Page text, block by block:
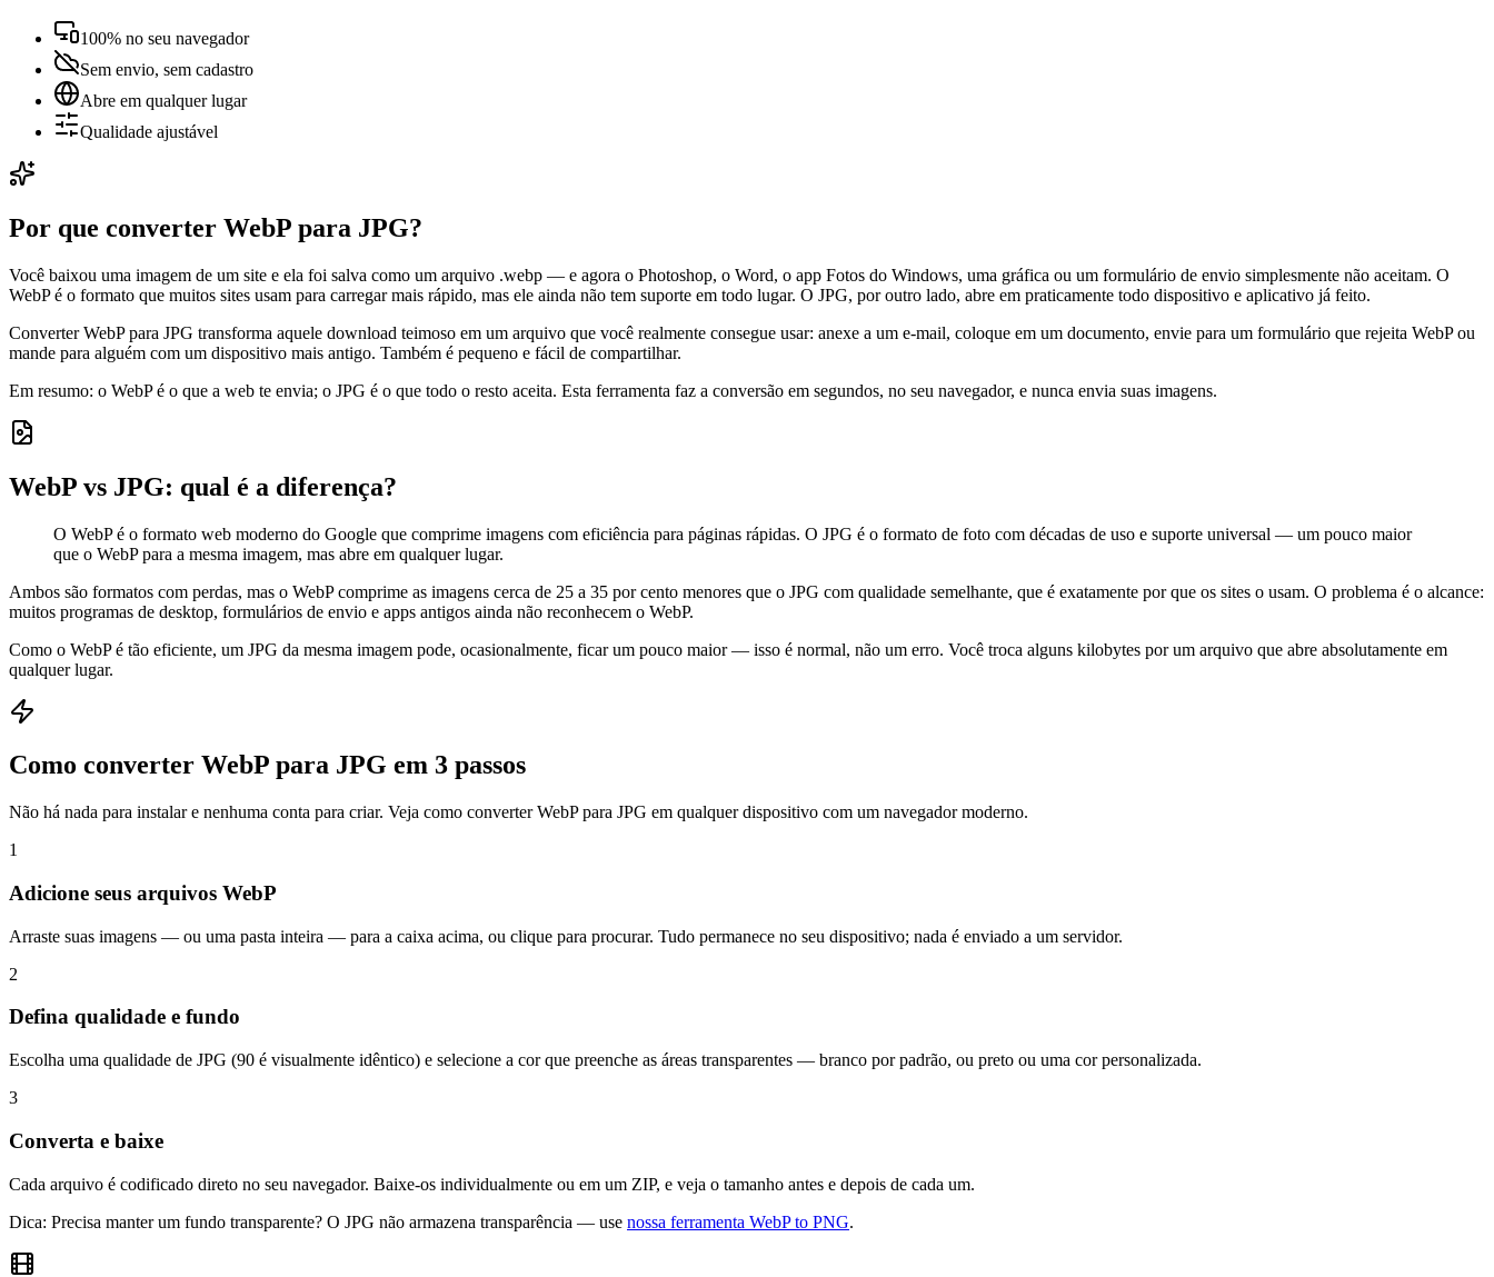
100% no seu navegador
Sem envio, sem cadastro
Abre em qualquer lugar
Qualidade ajustável
Por que converter WebP para JPG?
Você baixou uma imagem de um site e ela foi salva como um arquivo .webp — e agora o Photoshop, o Word, o app Fotos do Windows, uma gráfica ou um formulário de envio simplesmente não aceitam. O
WebP é o formato que muitos sites usam para carregar mais rápido, mas ele ainda não tem suporte em todo lugar. O JPG, por outro lado, abre em praticamente todo dispositivo e aplicativo já feito.
Converter WebP para JPG transforma aquele download teimoso em um arquivo que você realmente consegue usar: anexe a um e-mail, coloque em um documento, envie para um formulário que rejeita WebP ou
mande para alguém com um dispositivo mais antigo. Também é pequeno e fácil de compartilhar.
Em resumo: o WebP é o que a web te envia; o JPG é o que todo o resto aceita. Esta ferramenta faz a conversão em segundos, no seu navegador, e nunca envia suas imagens.
WebP vs JPG: qual é a diferença?
O WebP é o formato web moderno do Google que comprime imagens com eficiência para páginas rápidas. O JPG é o formato de foto com décadas de uso e suporte universal — um pouco maior
que o WebP para a mesma imagem, mas abre em qualquer lugar.
Ambos são formatos com perdas, mas o WebP comprime as imagens cerca de 25 a 35 por cento menores que o JPG com qualidade semelhante, que é exatamente por que os sites o usam. O problema é o alcance:
muitos programas de desktop, formulários de envio e apps antigos ainda não reconhecem o WebP.
Como o WebP é tão eficiente, um JPG da mesma imagem pode, ocasionalmente, ficar um pouco maior — isso é normal, não um erro. Você troca alguns kilobytes por um arquivo que abre absolutamente em
qualquer lugar.
Como converter WebP para JPG em 3 passos
Não há nada para instalar e nenhuma conta para criar. Veja como converter WebP para JPG em qualquer dispositivo com um navegador moderno.
1
Adicione seus arquivos WebP
Arraste suas imagens — ou uma pasta inteira — para a caixa acima, ou clique para procurar. Tudo permanece no seu dispositivo; nada é enviado a um servidor.
2
Defina qualidade e fundo
Escolha uma qualidade de JPG (90 é visualmente idêntico) e selecione a cor que preenche as áreas transparentes — branco por padrão, ou preto ou uma cor personalizada.
3
Converta e baixe
Cada arquivo é codificado direto no seu navegador. Baixe-os individualmente ou em um ZIP, e veja o tamanho antes e depois de cada um.
Dica: Precisa manter um fundo transparente? O JPG não armazena transparência — use nossa ferramenta WebP to PNG.